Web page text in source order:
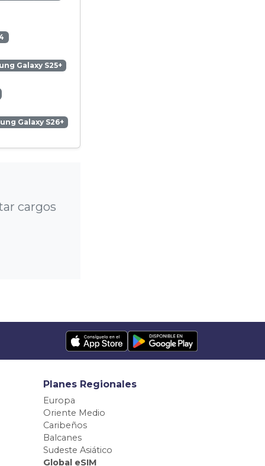
Galaxy S25+
Galaxy S26+
cargos
Planes Regionales
Europa
Oriente Medio
Caribeños
Balcanes
Sudeste Asiático
Global eSIM